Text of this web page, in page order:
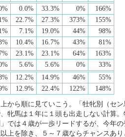
0.0% 33.3% 0%
166%
22.7% 27.3% 373%
155%
7.1% 19.0% 44%
98%
10.4% 16.7% 43%
81%
23.1% 23.1% 64%
163%
5.6% 5.6% 0% 33%
12.2% 14.9% 46%
55%
12.9% 22.4% 122% 148%
から順に見ていこう。「牡牝別（セ
牝馬は１年に１頭も出走しない計算
では４歳が一歩リードするが、今年
上を除き、５～７歳ならチャンスあり